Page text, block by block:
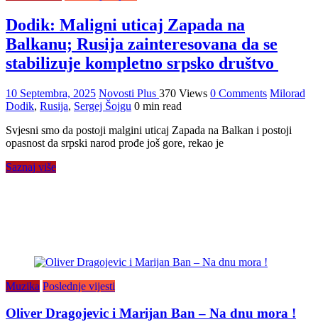
Dodik: Maligni uticaj Zapada na
Balkanu; Rusija zainteresovana da se
stabilizuje kompletno srpsko društvo
10 Septembra, 2025 Novosti Plus 370 Views 0 Comments Milorad
Dodik, Rusija, Sergej Šojgu 0 min read
Svjesni smo da postoji malgini uticaj Zapada na Balkan i postoji
opasnost da srpski narod prođe još gore, rekao je
Saznaj više
Muzika Poslednje vijesti
Oliver Dragojevic i Marijan Ban – Na dnu mora !